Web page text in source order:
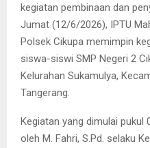
kegiatan pembinaan dan
Jumat (12/6/2026), IPTU
Polsek Cikupa memimpin
siswa-siswi SMP Negeri 2
Kelurahan Sukamulya,
Tangerang.
Kegiatan yang dimulai pukul
oleh M. Fahri, S.Pd. selaku